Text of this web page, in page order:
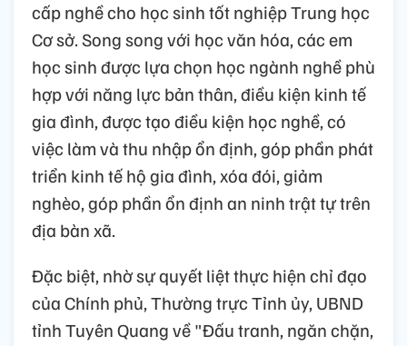
cấp nghề cho học sinh tốt nghiệp Trung học
Cơ sở. Song song với học văn hóa, các em
học sinh được lựa chọn học ngành nghề phù
hợp với năng lực bản thân, điều kiện kinh tế
gia đình, được tạo điều kiện học nghề, có
việc làm và thu nhập ổn định, góp phần phát
triển kinh tế hộ gia đình, xóa đói, giảm
nghèo, góp phần ổn định an ninh trật tự trên
địa bàn xã.
Đặc biệt, nhờ sự quyết liệt thực hiện chỉ đạo
của Chính phủ, Thường trực Tỉnh ủy, UBND
tỉnh Tuyên Quang về "Đấu tranh, ngăn chặn,